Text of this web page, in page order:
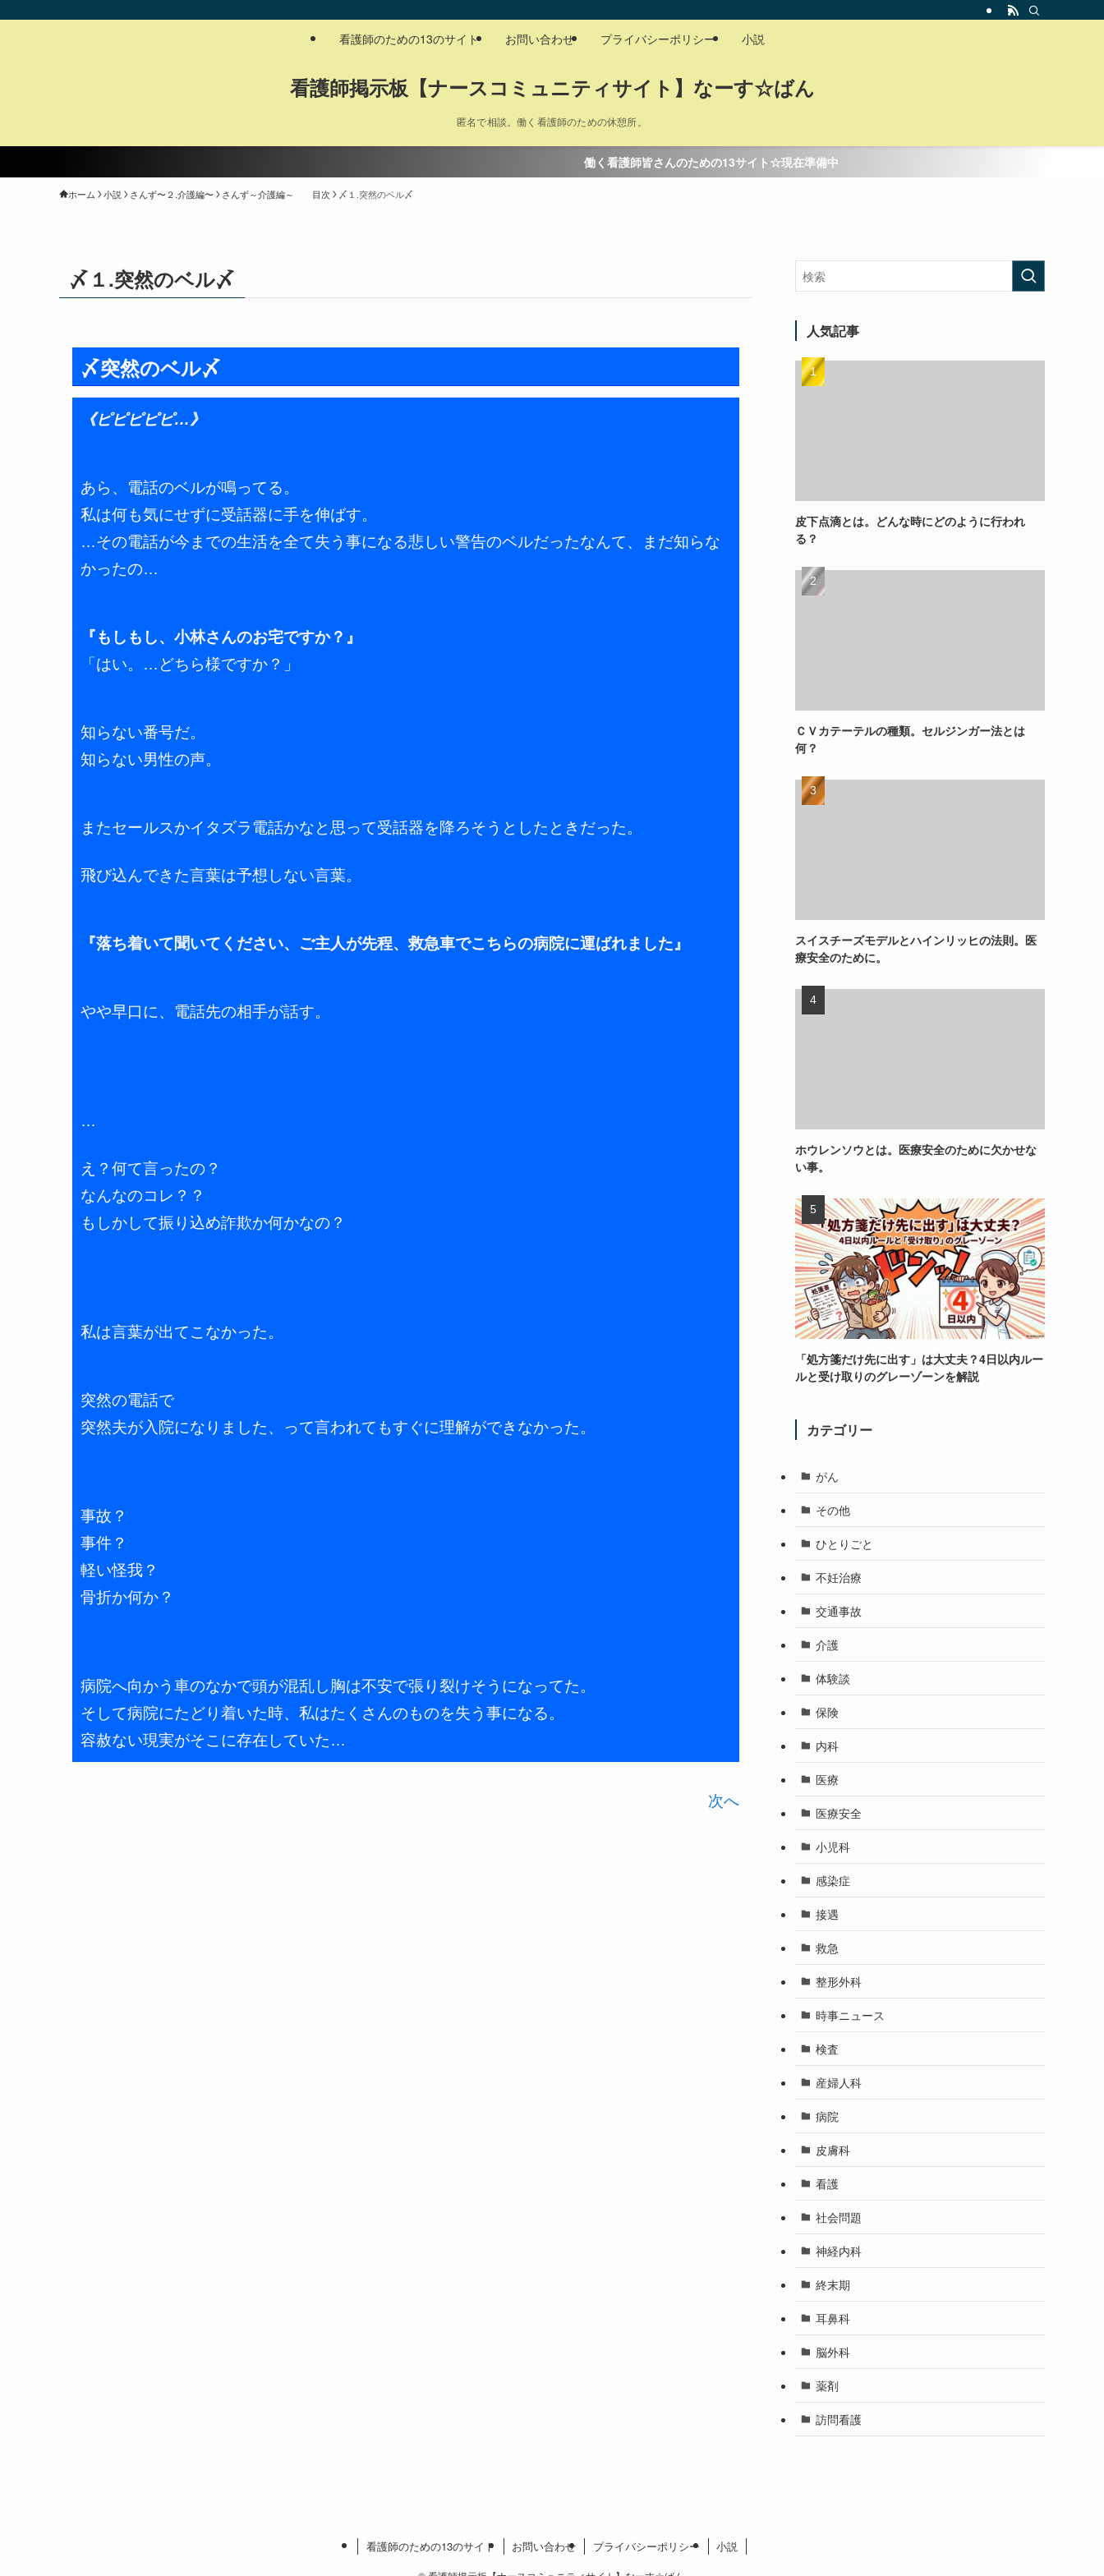
看護師掲示板【ナースコミュニティサイト】なーす☆ばん
匿名で相談。働く看護師のための休憩所。
看護師のための13のサイト お問い合わせ プライバシーポリシー 小説
働く看護師皆さんのための13サイト☆現在準備中
ホーム 小説 さんず〜２.介護編〜 さんず～介護編～ 目次 〆１.突然のベル〆
〆１.突然のベル〆
〆突然のベル〆
《ピピピピピ…》
あら、電話のベルが鳴ってる。
私は何も気にせずに受話器に手を伸ばす。
…その電話が今までの生活を全て失う事になる悲しい警告のベルだったなんて、まだ知らな
かったの…
『もしもし、小林さんのお宅ですか？』
「はい。…どちら様ですか？」
知らない番号だ。
知らない男性の声。
またセールスかイタズラ電話かなと思って受話器を降ろそうとしたときだった。
飛び込んできた言葉は予想しない言葉。
『落ち着いて聞いてください、ご主人が先程、救急車でこちらの病院に運ばれました』
やや早口に、電話先の相手が話す。
…
え？何て言ったの？
なんなのコレ？？
もしかして振り込め詐欺か何かなの？
私は言葉が出てこなかった。
突然の電話で
突然夫が入院になりました、って言われてもすぐに理解ができなかった。
事故？
事件？
軽い怪我？
骨折か何か？
病院へ向かう車のなかで頭が混乱し胸は不安で張り裂けそうになってた。
そして病院にたどり着いた時、私はたくさんのものを失う事になる。
容赦ない現実がそこに存在していた…
次へ
人気記事
皮下点滴とは。どんな時にどのように行われ
る？
ＣＶカテーテルの種類。セルジンガー法とは
何？
スイスチーズモデルとハインリッヒの法則。医
療安全のために。
ホウレンソウとは。医療安全のために欠かせな
い事。
「処方箋だけ先に出す」は大丈夫？4日以内ルー
ルと受け取りのグレーゾーンを解説
カテゴリー
がん
その他
ひとりごと
不妊治療
交通事故
介護
体験談
保険
内科
医療
医療安全
小児科
感染症
接遇
救急
整形外科
時事ニュース
検査
産婦人科
病院
皮膚科
看護
社会問題
神経内科
終末期
耳鼻科
脳外科
薬剤
訪問看護
看護師のための13のサイト お問い合わせ プライバシーポリシー 小説